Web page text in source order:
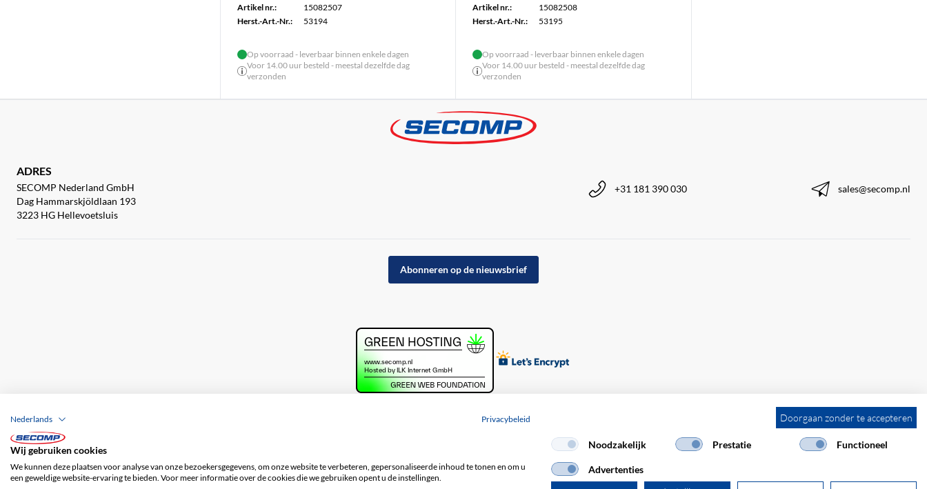
Artikel nr.:
15082507
Herst.-Art.-Nr.:
53194
Op voorraad - leverbaar binnen enkele dagen
Voor 14.00 uur besteld - meestal dezelfde dag
verzonden
Artikel nr.:
15082508
Herst.-Art.-Nr.:
53195
Op voorraad - leverbaar binnen enkele dagen
Voor 14.00 uur besteld - meestal dezelfde dag
verzonden
ADRES
SECOMP Nederland GmbH
Dag Hammarskjöldlaan 193
3223 HG Hellevoetsluis
+31 181 390 030 sales@secomp.nl
Abonneren op de nieuwsbrief
Doorgaan zonder te accepteren
Nederlands Privacybeleid
Wij gebruiken cookies
We kunnen deze plaatsen voor analyse van onze bezoekersgegevens, om onze website te verbeteren, gepersonaliseerde inhoud te tonen en om u
een geweldige website-ervaring te bieden. Voor meer informatie over de cookies die we gebruiken opent u de instellingen.
Noodzakelijk Prestatie Functioneel
Advertenties